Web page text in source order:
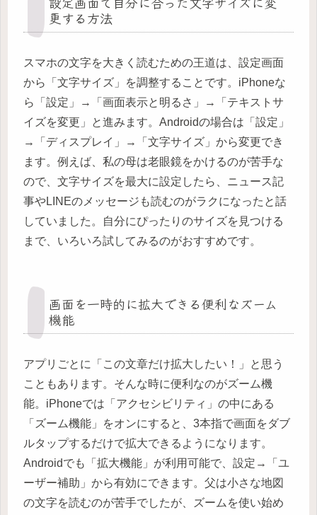
更する方法
スマホの文字を大きく読むための王道は、設定画面
から「文字サイズ」を調整することです。iPhoneな
ら「設定」→「画面表示と明るさ」→「テキストサ
イズを変更」と進みます。Androidの場合は「設定」
→「ディスプレイ」→「文字サイズ」から変更でき
ます。例えば、私の母は老眼鏡をかけるのが苦手な
ので、文字サイズを最大に設定したら、ニュース記
事やLINEのメッセージも読むのがラクになったと話
していました。自分にぴったりのサイズを見つける
まで、いろいろ試してみるのがおすすめです。
画面を一時的に拡大できる便利なズーム
機能
アプリごとに「この文章だけ拡大したい！」と思う
こともあります。そんな時に便利なのがズーム機
能。iPhoneでは「アクセシビリティ」の中にある
「ズーム機能」をオンにすると、3本指で画面をダブ
ルタップするだけで拡大できるようになります。
Androidでも「拡大機能」が利用可能で、設定→「ユ
ーザー補助」から有効にできます。父は小さな地図
の文字を読むのが苦手でしたが、ズームを使い始め